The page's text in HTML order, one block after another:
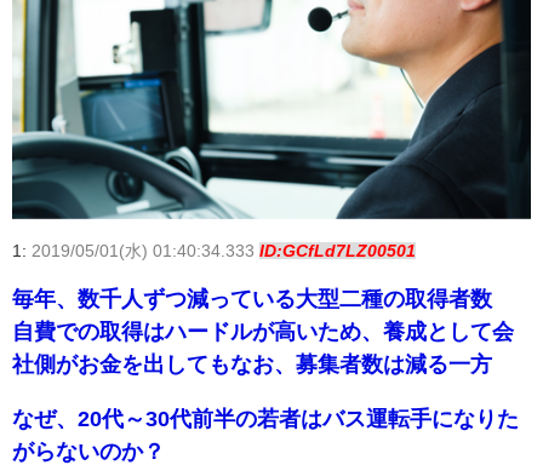
1: 2019/05/01(水) 01:40:34.333 ID:GCfLd7LZ00501
毎年、数千人ずつ減っている大型二種の取得者数
自費での取得はハードルが高いため、養成として会
社側がお金を出してもなお、募集者数は減る一方
なぜ、20代～30代前半の若者はバス運転手になりた
がらないのか？